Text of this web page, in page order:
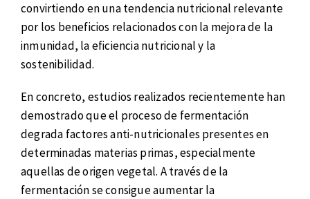
convirtiendo en una tendencia nutricional relevante
por los beneficios relacionados con la mejora de la
inmunidad, la eficiencia nutricional y la
sostenibilidad.
En concreto, estudios realizados recientemente han
demostrado que el proceso de fermentación
degrada factores anti-nutricionales presentes en
determinadas materias primas, especialmente
aquellas de origen vegetal. A través de la
fermentación se consigue aumentar la